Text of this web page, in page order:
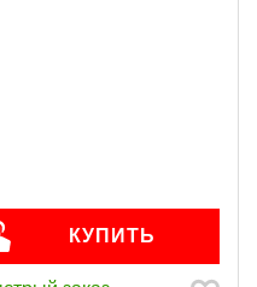
КУПИТЬ